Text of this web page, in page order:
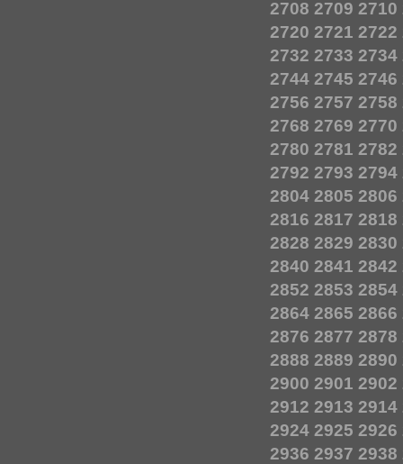
2708 2709 2710
2720 2721 2722
2732 2733 2734
2744 2745 2746
2756 2757 2758
2768 2769 2770
2780 2781 2782
2792 2793 2794
2804 2805 2806
2816 2817 2818
2828 2829 2830
2840 2841 2842
2852 2853 2854
2864 2865 2866
2876 2877 2878
2888 2889 2890
2900 2901 2902
2912 2913 2914
2924 2925 2926
2936 2937 2938